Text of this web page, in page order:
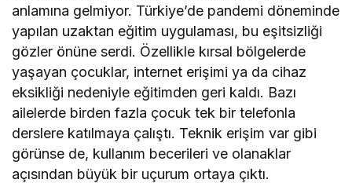
anlamına gelmiyor. Türkiye’de pandemi döneminde
yapılan uzaktan eğitim uygulaması, bu eşitsizliği
gözler önüne serdi. Özellikle kırsal bölgelerde
yaşayan çocuklar, internet erişimi ya da cihaz
eksikliği nedeniyle eğitimden geri kaldı. Bazı
ailelerde birden fazla çocuk tek bir telefonla
derslere katılmaya çalıştı. Teknik erişim var gibi
görünse de, kullanım becerileri ve olanaklar
açısından büyük bir uçurum ortaya çıktı.